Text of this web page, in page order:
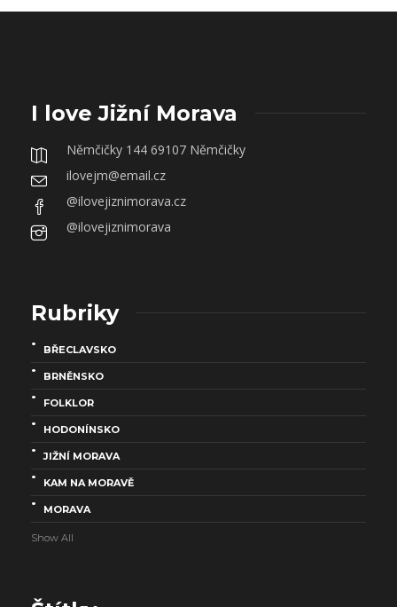
I love Jižní Morava
Němčičky 144 69107 Němčičky
ilovejm@email.cz
@ilovejiznimorava.cz
@ilovejiznimorava
Rubriky
BŘECLAVSKO
BRNĚNSKO
FOLKLOR
HODONÍNSKO
JIŽNÍ MORAVA
KAM NA MORAVĚ
MORAVA
Show All